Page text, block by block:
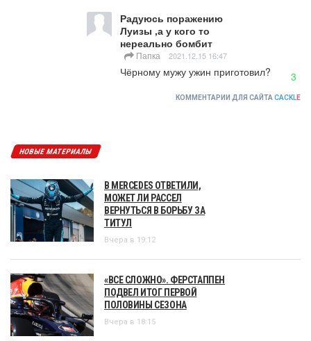
Радуюсь поражению
Луизы ,а у кого то
нереально бомбит
Папка 2021.12.15 16:47
Чёрному мужу ужин приготовил? 3
КОММЕНТАРИИ ДЛЯ САЙТА CACKLE
НОВЫЕ МАТЕРИАЛЫ
В MERCEDES ОТВЕТИЛИ,
МОЖЕТ ЛИ РАССЕЛ
ВЕРНУТЬСЯ В БОРЬБУ ЗА
ТИТУЛ
Вчера в 19:12
«ВСЕ СЛОЖНО». ФЕРСТАППЕН
ПОДВЕЛ ИТОГ ПЕРВОЙ
ПОЛОВИНЫ СЕЗОНА
Вчера в 18:15